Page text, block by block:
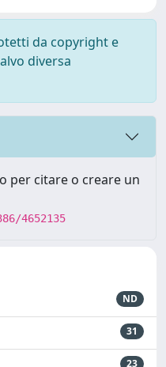
da copyright e
diversa
per citare o creare un
4652135
ND
31
23